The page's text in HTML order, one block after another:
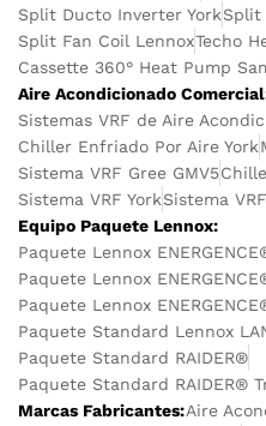
Split Ducto Inverter YorkSplit
Split Fan Coil LennoxTecho
Cassette 360° Heat Pump
Aire Acondicionado
Sistemas VRF de Aire
Chiller Enfriado Por Aire York
Sistema VRF Gree GMV5
Sistema VRF YorkSistema
Equipo Paquete Lennox:
Paquete Lennox
Paquete Lennox
Paquete Lennox
Paquete Standard Lennox
Paquete Standard RAIDER®
Paquete Standard RAIDER®
Marcas Fabricantes:Aire